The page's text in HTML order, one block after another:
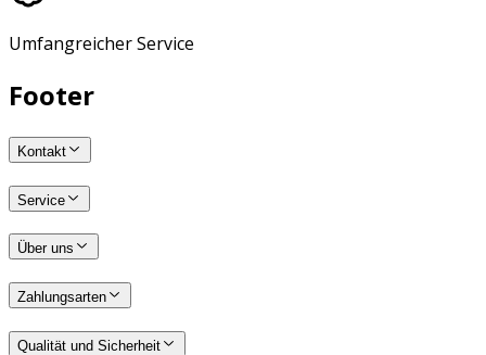
Umfangreicher Service
Footer
Kontakt
Service
Über uns
Zahlungsarten
Qualität und Sicherheit